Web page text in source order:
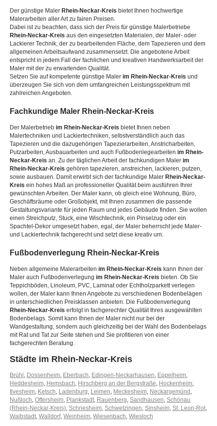
Der günstige Maler Rhein-Neckar-Kreis bietet Ihnen hochwertige
Malerarbeiten aller Art zu fairen Preisen.
Dabei ist zu beachten, dass sich der Preis für günstige Malerbetriebe
Rhein-Neckar-Kreis aus den eingesetzten Materialen, der Maler- oder
Lackierer Technik, der zu bearbeitenden Fläche, dem Tapezieren und dem
allgemeinen Arbeitsaufwand zusammensetzt. Die angebotene Arbeit
entspricht in jedem Fall der fachlichen und kreativen Handwerksarbeit der
Maler mit der zu erwartenden Qualität.
Setzen Sie auf kompetente günstige Maler im Rhein-Neckar-Kreis und
überzeugen Sie sich von dem umfangreichen Leistungsspektrum mit
zahlreichen Angeboten.
Fachkundige Maler Rhein-Neckar-Kreis
Der Malerbetrieb im Rhein-Neckar-Kreis bietet Ihnen neben
Malertechniken und Lackiertechniken, selbstverständlich auch das
Tapezieren und die dazugehörigen Tapezierarbeiten, Anstricharbeiten,
Putzarbeiten, Ausbauarbeiten und auch Fußbodenlegearbeiten im Rhein-
Neckar-Kreis an. Zu der täglichen Arbeit der fachkundigen Maler im
Rhein-Neckar-Kreis gehören tapezieren, anstreichen, lackieren, putzen,
sowie ausbauen. Damit erwirbt sich der fachkundige Maler Rhein-Neckar-
Kreis ein hohes Maß an professioneller Qualität beim ausführen Ihrer
gewünschten Arbeiten. Der Maler kann, ob gleich eine Wohnung, Büro,
Geschäftsräume oder Großobjekt, mit Ihnen zusammen die passende
Gestaltungsvariante für jeden Raum und jedes Gebäude finden. Sie wollen
einen Streichputz, Stuck, eine Wischtechnik, ein Pinselzug oder ein
Spachtel-Dekor umgesetzt haben, egal, der Maler beherrscht jede Maler-
und Lackiertechnik fachgerecht und setzt diese kreativ um.
Fußbodenverlegung Rhein-Neckar-Kreis
Neben allgemeine Malerarbeiten im Rhein-Neckar-Kreis kann Ihnen der
Maler auch Fußbodenverlegung im Rhein-Neckar-Kreis bieten. Ob Sie
Teppichböden, Linoleum, PVC, Laminat oder Echtholzparkett verlegen
wollen, der Maler kann Ihnen Angebote zu verschiedenen Bodenbelägen
in unterschiedlichen Preisklassen anbieten. Die Fußbodenverlegung
Rhein-Neckar-Kreis erfolgt in fachgerechter Qualität Ihres ausgewählten
Bodenbelags. Somit kann Ihnen der Maler nicht nur bei der
Wandgestaltung, sondern auch gleichzeitig bei der Wahl des Bodenbelags
mit Rat und Tat zur Seite stehen und Sie profitieren von einer
fachgerechten Beratung.
Städte im Rhein-Neckar-Kreis
Brühl , Dossenheim, Eberbach, Edingen-Neckarhausen, Eppelheim,
Heddesheim, Hemsbach, Hirschberg an der Bergstraße, Hockenheim,
Ilvesheim, Ketsch, Ladenburg, Leimen, Meckesheim, Neckargemünd ,
Nußloch, Oftersheim, Plankstadt, Rauenberg, Sandhausen, Schönau
(Rhein-Neckar-Kreis), Schriesheim, Schwetzingen, Sinsheim, St. Leon-Rot,
Waibstadt, Walldorf, Weinheim, Wiesenbach, Wiesloch